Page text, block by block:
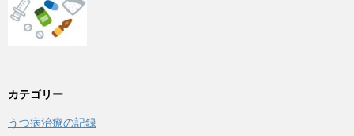
カテゴリー
うつ病治療の記録